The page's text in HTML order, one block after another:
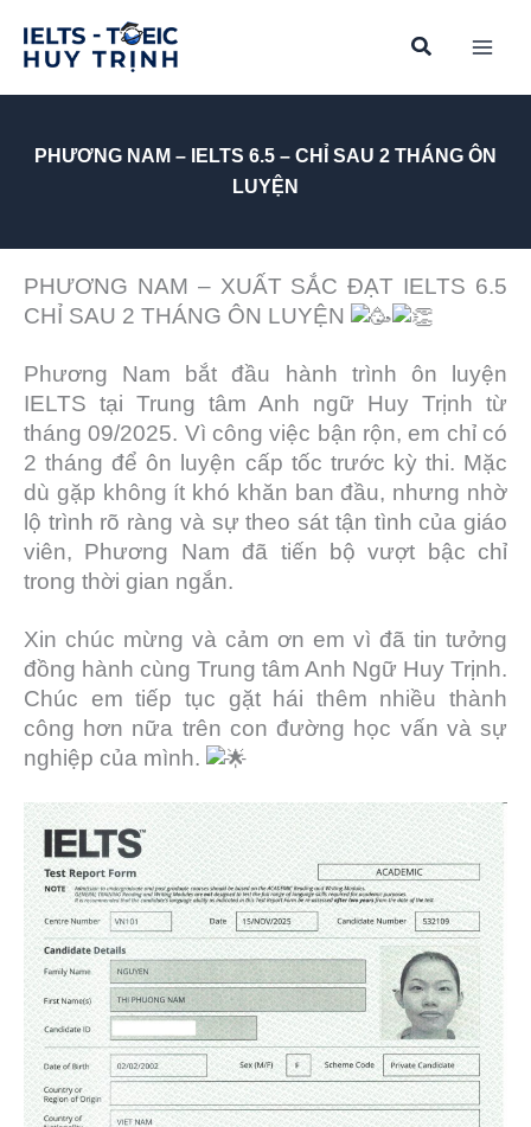
content
PHƯƠNG NAM – IELTS 6.5 – CHỈ SAU 2 THÁNG ÔN
LUYỆN
PHƯƠNG NAM – XUẤT SẮC ĐẠT IELTS 6.5
CHỈ SAU 2 THÁNG ÔN LUYỆN
Phương Nam bắt đầu hành trình ôn luyện
IELTS tại Trung tâm Anh ngữ Huy Trịnh từ
tháng 09/2025. Vì công việc bận rộn, em chỉ có
2 tháng để ôn luyện cấp tốc trước kỳ thi. Mặc
dù gặp không ít khó khăn ban đầu, nhưng nhờ
lộ trình rõ ràng và sự theo sát tận tình của giáo
viên, Phương Nam đã tiến bộ vượt bậc chỉ
trong thời gian ngắn.
Xin chúc mừng và cảm ơn em vì đã tin tưởng
đồng hành cùng Trung tâm Anh Ngữ Huy Trịnh.
Chúc em tiếp tục gặt hái thêm nhiều thành
công hơn nữa trên con đường học vấn và sự
nghiệp của mình.